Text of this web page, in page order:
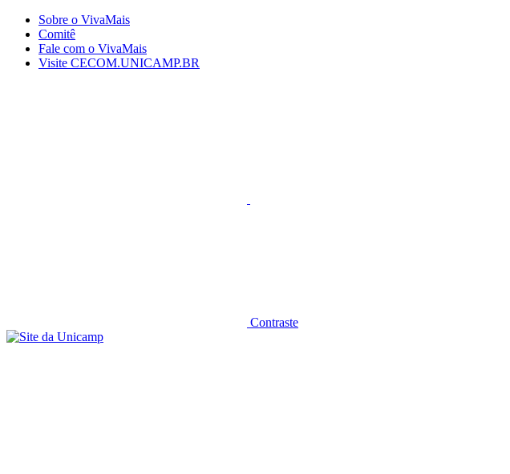
Conteúdo principal Menu principal
Sobre o VivaMais
Comitê
Fale com o VivaMais
Visite CECOM.UNICAMP.BR
Contraste